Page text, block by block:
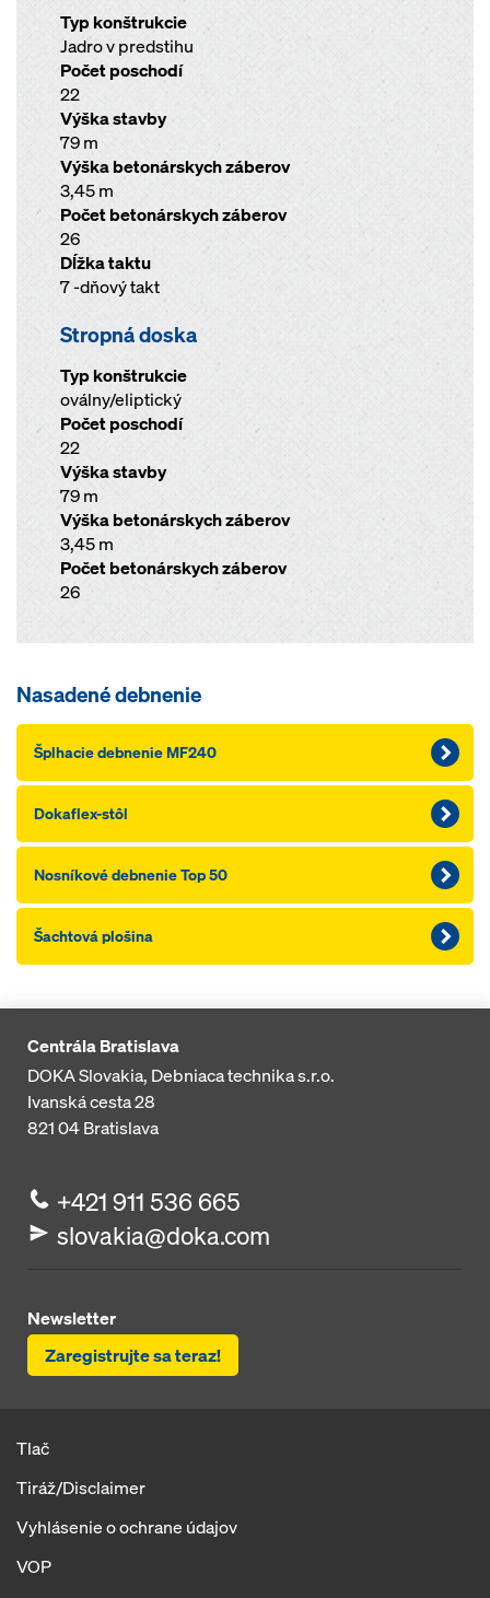
Typ konštrukcie
Jadro v predstihu
Počet poschodí
22
Výška stavby
79 m
Výška betonárskych záberov
3,45 m
Počet betonárskych záberov
26
Dĺžka taktu
7 -dňový takt
Stropná doska
Typ konštrukcie
oválny/eliptický
Počet poschodí
22
Výška stavby
79 m
Výška betonárskych záberov
3,45 m
Počet betonárskych záberov
26
Nasadené debnenie
Šplhacie debnenie MF240
Dokaflex-stôl
Nosníkové debnenie Top 50
Šachtová plošina
Centrála Bratislava
DOKA Slovakia, Debniaca technika s.r.o.
Ivanská cesta 28
821 04Bratislava
+421 911 536 665
slovakia@doka.com
Newsletter
Zaregistrujte sa teraz!
Tlač
Tiráž/Disclaimer
Vyhlásenie o ochrane údajov
VOP